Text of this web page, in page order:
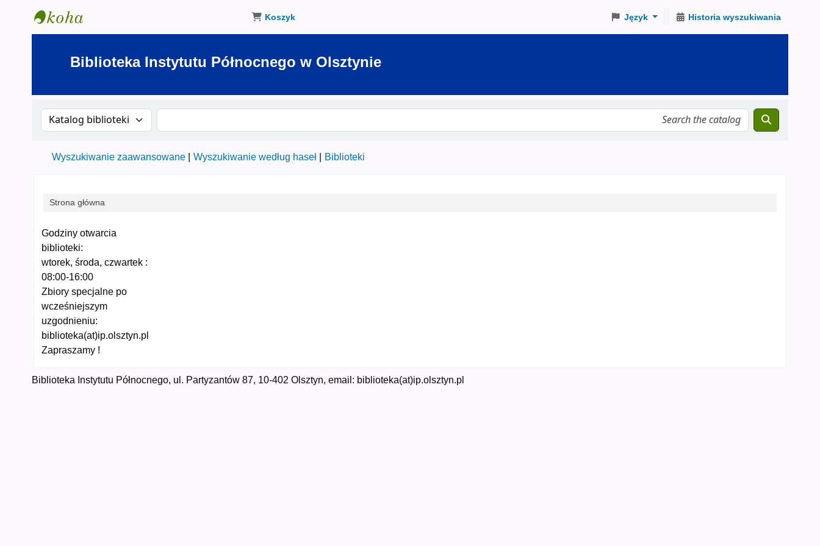
Biblioteka Instytutu Północnego w Olsztynie
Koszyk Język Historia wyszukiwania
Biblioteka Instytutu Północnego w Olsztynie
Szukaj w katalogu po:
Wyszukiwanie zaawansowane Wyszukiwanie według haseł Biblioteki
Strona główna
Godziny otwarcia
biblioteki:
wtorek, środa, czwartek :
08:00-16:00
Zbiory specjalne po
wcześniejszym
uzgodnieniu:
biblioteka(at)ip.olsztyn.pl
Zapraszamy !
Biblioteka Instytutu Północnego, ul. Partyzantów 87, 10-402 Olsztyn, email: biblioteka(at)ip.olsztyn.pl